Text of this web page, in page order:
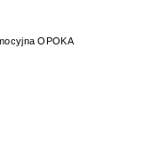
OPOKA